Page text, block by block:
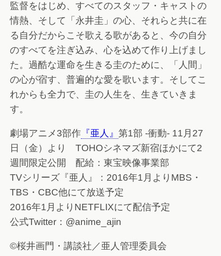
監督をはじめ、すべてのスタッフ・キャストの
情熱、そして「永井圭」の心、それらと共に在
る自分だからこそ歌える歌があると、今の自分
のすべてを注ぎ込み、心を込めて作り上げまし
た。過酷な運命を生きる圭のために、「人間」
の心が宿す、普遍的な愛を歌います。そしてこ
れからも全力で、圭の人生を、生きていきま
す。
劇場アニメ3部作 『亜人』 第1部 -衝動- 11月27
日（金）より TOHOシネマズ新宿ほかにて2
週間限定公開 配給：東宝映像事業部
TVシリーズ『亜人』：2016年1月よりMBS・
TBS・CBC他にて放送予定
2016年1月よりNETFLIXにて配信予定
公式Twitter：@anime_ajin
©桜井画門・講談社／亜人管理委員会